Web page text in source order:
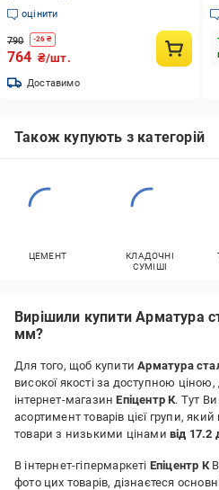
оцінити
790 -26 ₴
764 ₴/шт.
Доставимо
Також купують з категорій
ЦЕМЕНТ
КЛАДОЧНІ
СУМІШІ
Вирішили купити Арматура
мм?
Для того, щоб купитиАрматура
високої якості за доступною
інтернет-магазинЕпіцентр К. Тут
асортимент товарів цієї групи, який
товари з низькими цінами від 17.2
В інтернет-гіпермаркеті Епіцентр К
фото цих товарів, дізнаєтеся